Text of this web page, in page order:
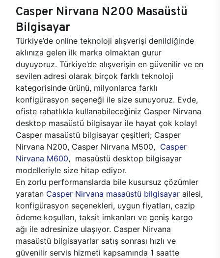
Casper Nirvana N200 Masaüstü
Bilgisayar
Türkiye’de online teknoloji alışverişi denildiğinde
aklınıza gelen ilk marka olmaktan gurur
duyuyoruz. Türkiye’de alışverişin en güvenilir ve en
sevilen adresi olarak birçok farklı teknoloji
kategorisinde ürünü, milyonlarca farklı
konfigürasyon seçeneği ile size sunuyoruz. Evde,
ofiste rahatlıkla kullanabileceğiniz Casper Nirvana
desktop masaüstü bilgisayar ile hayat çok kolay!
Casper masaüstü bilgisayar çeşitleri; Casper
Nirvana N200, Casper Nirvana M500, Casper
Nirvana M600, masaüstü desktop bilgisayar
modelleriyle size hitap ediyor.
En zorlu performanslarda bile kusursuz çözümler
yaratan Casper Nirvana masaüstü bilgisayar ailesi,
konfigürasyon seçenekleri, uygun fiyatları, cazip
ödeme koşulları, taksit imkanları ve geniş kargo
ağı ile adresinize ulaşıyor. Casper Nirvana
masaüstü bilgisayarlar satış sonrası hızlı ve
güvenilir servis hizmeti kapsamında 1 saatte